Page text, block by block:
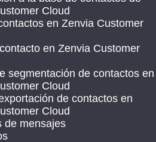
Cloud
en Zenvia Customer
en Zenvia Customer
segmentación de contactos en
Cloud
de contactos en
Cloud
de mensajes